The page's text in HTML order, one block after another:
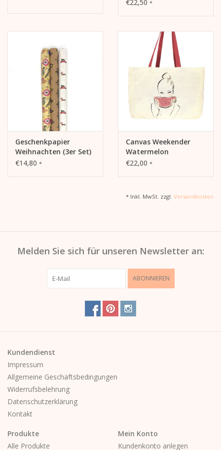
€22,50 *
Geschenkpapier
Weihnachten (3er Set)
€14,80 *
Canvas Weekender
Watermelon
€22,00 *
* Inkl. MwSt. zzgl. Versandkosten
Melden Sie sich für unseren Newsletter an:
ABONNIEREN
Kundendienst
Impressum
Allgemeine Geschäftsbedingungen
Widerrufsbelehrung
Datenschutzerklärung
Kontakt
Produkte
Alle Produkte
Mein Konto
Kundenkonto anlegen